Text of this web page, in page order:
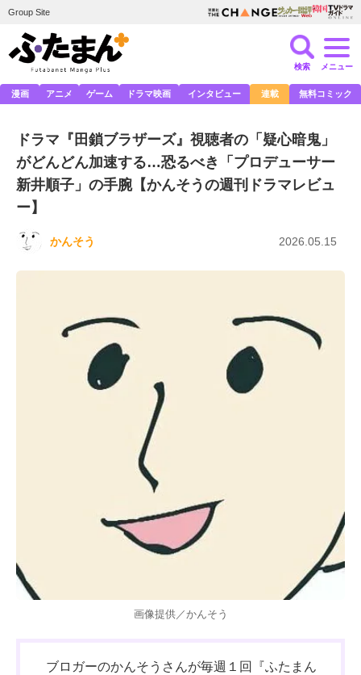
Group Site
検索 メニュー
漫画 アニメ ゲーム ドラマ映画 インタビュー 連載 無料コミック
ドラマ『田鎖ブラザーズ』視聴者の「疑心暗鬼」
がどんどん加速する…恐るべき「プロデューサー
新井順子」の手腕【かんそうの週刊ドラマレビュ
ー】
かんそう 2026.05.15
画像提供／かんそう
ブロガーのかんそうさんが毎週１回『ふたまん